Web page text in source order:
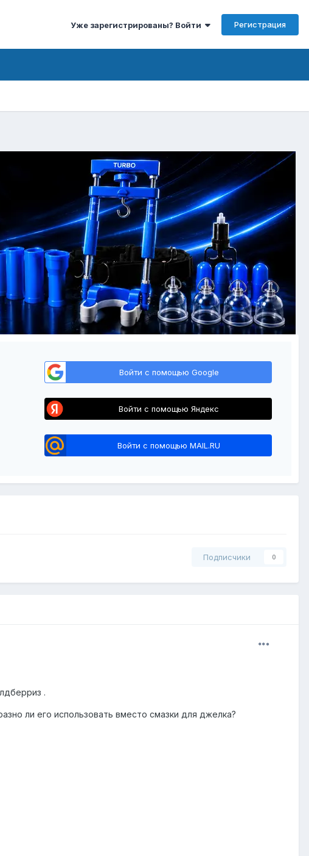
Уже зарегистрированы? Войти Регистрация
Войти с помощью Google
Войти с помощью Яндекс
Войти с помощью MAIL.RU
Подписчики 0
.
ли его использовать вместо смазки для джелка?